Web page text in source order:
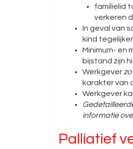
familielid
verkeren
In geval van
kind
Minimum- en
bijstand zijn
Werkgever
karakter van
Werkgever
informatie
Palliatief